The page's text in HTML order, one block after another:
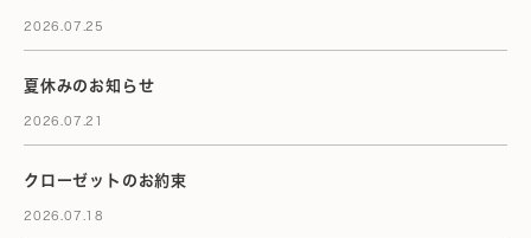
2026.07.25
夏休みのお知らせ
2026.07.21
クローゼットのお約束
2026.07.18